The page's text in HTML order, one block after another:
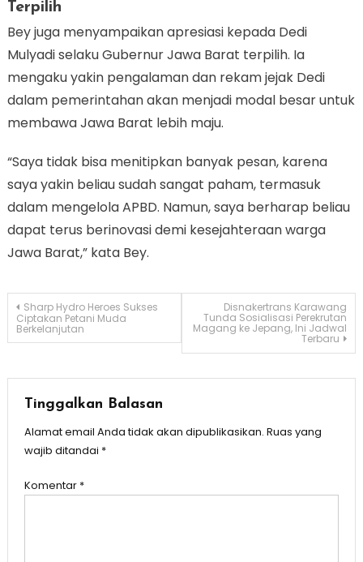
Terpilih
Bey juga menyampaikan apresiasi kepada Dedi
Mulyadi selaku Gubernur Jawa Barat terpilih. Ia
mengaku yakin pengalaman dan rekam jejak Dedi
dalam pemerintahan akan menjadi modal besar untuk
membawa Jawa Barat lebih maju.
“Saya tidak bisa menitipkan banyak pesan, karena
saya yakin beliau sudah sangat paham, termasuk
dalam mengelola APBD. Namun, saya berharap beliau
dapat terus berinovasi demi kesejahteraan warga
Jawa Barat,” kata Bey.
Navigasi
pos
Sharp Hydro Heroes Sukses
Ciptakan Petani Muda
Berkelanjutan
Disnakertrans Karawang
Tunda Sosialisasi Perekrutan
Magang ke Jepang, Ini Jadwal
Terbaru
Tinggalkan Balasan
Alamat email Anda tidak akan dipublikasikan. Ruas yang
wajib ditandai *
Komentar *